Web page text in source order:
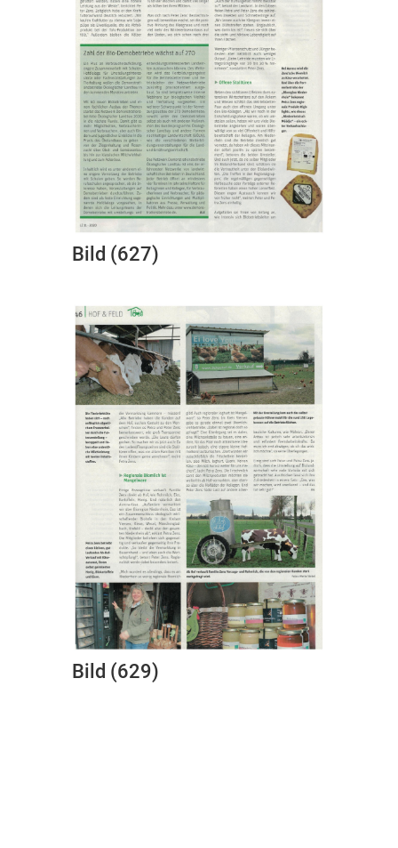
Bild (627)
Bild (629)